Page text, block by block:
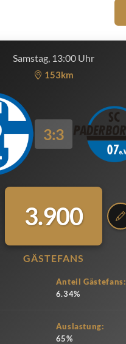
Samstag, 13:00 Uhr
153km
3:3
3.900
GÄSTEFANS
Anteil Gästefans:
6.34%
Auslastung:
65%